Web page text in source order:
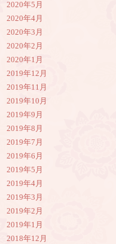
2020年5月
2020年4月
2020年3月
2020年2月
2020年1月
2019年12月
2019年11月
2019年10月
2019年9月
2019年8月
2019年7月
2019年6月
2019年5月
2019年4月
2019年3月
2019年2月
2019年1月
2018年12月